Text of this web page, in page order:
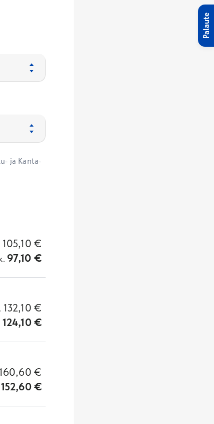
ja Kanta-
105,10 €
97,10 €
132,10 €
124,10€
160,60 €
152,60€
Palaute